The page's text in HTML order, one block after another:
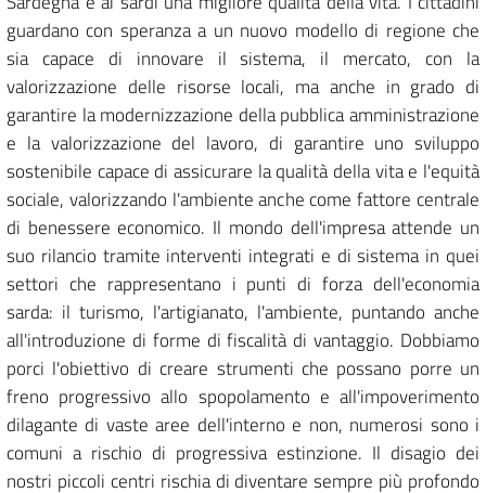
guardano con speranza a un nuovo modello di regione che
sia capace di innovare il sistema, il mercato, con la
valorizzazione delle risorse locali, ma anche in grado di
garantire la modernizzazione della pubblica amministrazione
e la valorizzazione del lavoro, di garantire uno sviluppo
sostenibile capace di assicurare la qualità della vita e l'equità
sociale, valorizzando l'ambiente anche come fattore centrale
di benessere economico. Il mondo dell'impresa attende un
suo rilancio tramite interventi integrati e di sistema in quei
settori che rappresentano i punti di forza dell'economia
sarda: il turismo, l'artigianato, l'ambiente, puntando anche
all'introduzione di forme di fiscalità di vantaggio. Dobbiamo
porci l'obiettivo di creare strumenti che possano porre un
freno progressivo allo spopolamento e all'impoverimento
dilagante di vaste aree dell'interno e non, numerosi sono i
comuni a rischio di progressiva estinzione. Il disagio dei
nostri piccoli centri rischia di diventare sempre più profondo